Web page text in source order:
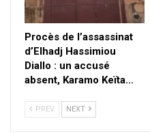
Procès de l’assassinat
d’Elhadj Hassimiou
Diallo : un accusé
absent, Karamo Keïta…
PREV NEXT